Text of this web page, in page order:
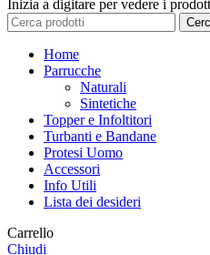
Inizia a digitare per vedere i
Home
Parrucche
Naturali
Sintetiche
Topper e Infoltitori
Turbanti e Bandane
Protesi Uomo
Accessori
Info Utili
Lista dei desideri
Carrello
Chiudi